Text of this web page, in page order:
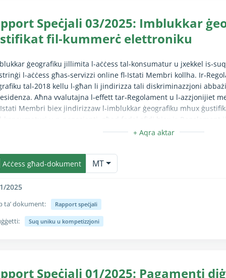
Speċjali 03/2025: Imblukkar
fil‑kummerċ elettroniku
ġeografiku jillimita l-aċċess tal‑konsumatur u jxekkel
l-aċċess għas‑servizzi online fl‑Istati Membri kollha.
tal‑2018 kellu l-għan li jindirizza tali diskriminazzjoni
Aħna vvalutajna l‑effett tar‑Regolament u l‑azzjonijiet
Membri biex jindirizzaw l‑imblukkar ġeografiku mhux
u n‑negozjanti, għad fadal sfidi biex ir‑Regolament
Nirrakkomandaw li l‑Kummissjoni twettaq studju biex
Membri, issaħħaħ l‑arranġamenti ta’ infurzar u ttejjeb
biex titkejjel l‑effettività tar‑Regolament dwar l‑Imblukkar
Aċċess għad-dokument
MT
2025
ta’ dokument: Rapport speċjali
Kollassa/Espandi hija kompletament disponibbli biss
Suq uniku u kompetizzjoni
Speċjali 01/2025: Pagamenti